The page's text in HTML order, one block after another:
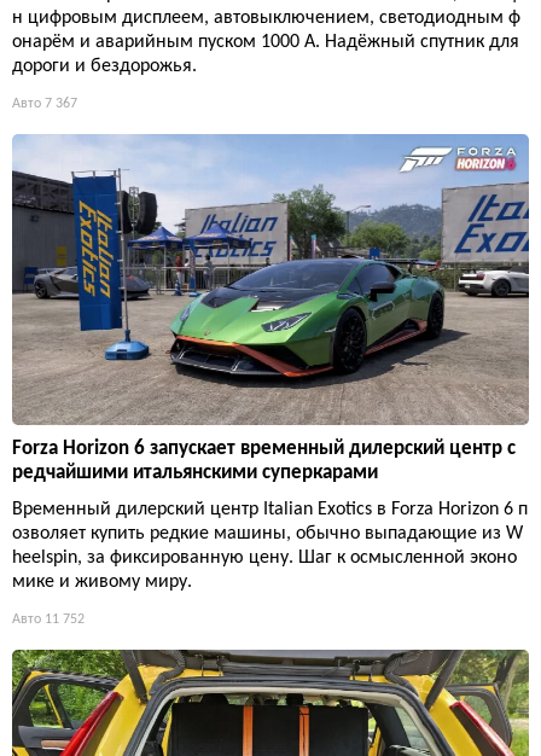
н цифровым дисплеем, автовыключением, светодиодным ф
онарём и аварийным пуском 1000 А. Надёжный спутник для
дороги и бездорожья.
Авто 7 367
Forza Horizon 6 запускает временный дилерский центр с
редчайшими итальянскими суперкарами
Временный дилерский центр Italian Exotics в Forza Horizon 6 п
озволяет купить редкие машины, обычно выпадающие из W
heelspin, за фиксированную цену. Шаг к осмысленной эконо
мике и живому миру.
Авто 11 752